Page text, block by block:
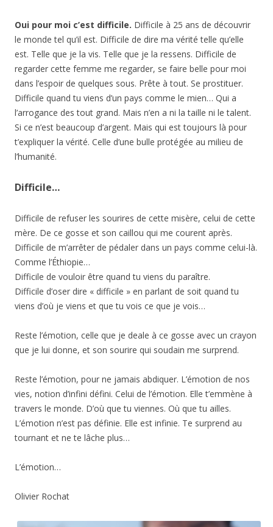
Oui pour moi c’est difficile. Difficile à 25 ans de découvrir
le monde tel qu’il est. Difficile de dire ma vérité telle qu’elle
est. Telle que je la vis. Telle que je la ressens. Difficile de
regarder cette femme me regarder, se faire belle pour moi
dans l’espoir de quelques sous. Prête à tout. Se prostituer.
Difficile quand tu viens d’un pays comme le mien… Qui a
l’arrogance des tout grand. Mais n’en a ni la taille ni le talent.
Si ce n’est beaucoup d’argent. Mais qui est toujours là pour
t’expliquer la vérité. Celle d’une bulle protégée au milieu de
l’humanité.
Difficile…
Difficile de refuser les sourires de cette misère, celui de cette
mère. De ce gosse et son caillou qui me courent après.
Difficile de m’arrêter de pédaler dans un pays comme celui-là.
Comme l’Éthiopie…
Difficile de vouloir être quand tu viens du paraître.
Difficile d’oser dire « difficile » en parlant de soit quand tu
viens d’où je viens et que tu vois ce que je vois…
Reste l’émotion, celle que je deale à ce gosse avec un crayon
que je lui donne, et son sourire qui soudain me surprend.
Reste l’émotion, pour ne jamais abdiquer. L’émotion de nos
vies, notion d’infini défini. Celui de l’émotion. Elle t’emmène à
travers le monde. D’où que tu viennes. Où que tu ailles.
L’émotion n’est pas définie. Elle est infinie. Te surprend au
tournant et ne te lâche plus…
L’émotion…
Olivier Rochat